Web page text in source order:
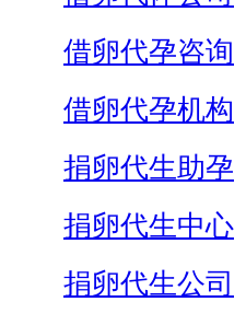
借卵代孕咨询
借卵代孕机构
捐卵代生助孕
捐卵代生中心
捐卵代生公司